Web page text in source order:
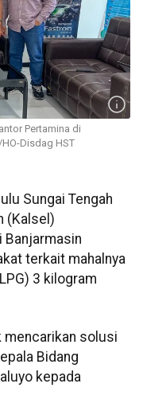
Pertamina di
Disdag HST
Sungai Tengah
(Kalsel)
Banjarmasin
terkait mahalnya
3 kilogram
mencarikan solusi
Bidang
kepada